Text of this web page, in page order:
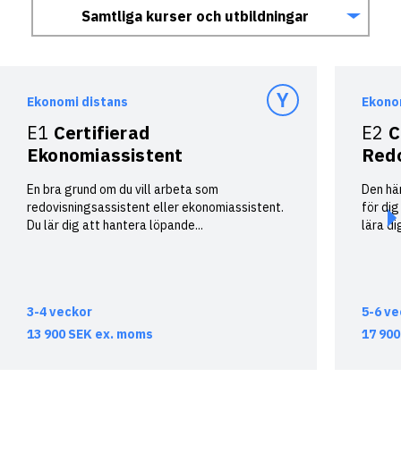
Samtliga kurser och utbildningar
E3
Certifierad Löneadministratör
E4
Certifierad Styr- & Redovisningsekonom
E5
Certifierad Företagsekonom
E6
Bokföring 1
E8
Bokföring 3
E9
Löneadministration
E10
Budgetering i praktiken
E15
E16
Ekonomi distans
E1 Certifierad
Ekonomiassistent
En bra grund om du vill arbeta som
redovisningsassistent eller ekonomiassistent.
Du lär dig att hantera löpande...
3-4 veckor
13 900SEK ex. moms
E2
Den
för dig
lära
5-6
17